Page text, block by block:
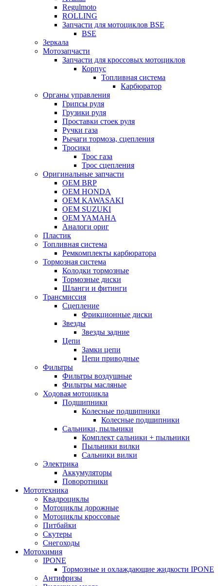
Regulmoto
ROLLING
Запчасти для мотоциклов BSE
BSE
Зеркала
Мотозапчасти
Запчасти для кроссовых мотоциклов
Корпус
Топливная система
Карбюратор
Органы управления
Грипсы руля
Грузики руля
Проставки стоек руля
Ручки газа
Рычаги тормоза, сцепления
Тросики
Трос газа
Трос сцепления
Оригинальные запчасти
OEM BRP
OEM HONDA
OEM KAWASAKI
OEM SUZUKI
OEM YAMAHA
Аналоги ориг
Пластик
Топливная система
Ремкомплекты карбюратора
Тормозная система
Колодки тормозные
Тормозные диски
Шланги и фитинги
Трансмиссия
Cцепление
Фрикционные диски
Звезды
Звезды задние
Цепи
Замки цепи
Цепи приводные
Фильтры
Фильтры воздушные
Фильтры масляные
Ходовая мотоцикла
Подшипники
Колесные подшипники
Колесные подшипники
Сальники, пыльники
Комплект сальники + пыльники
Пыльники вилки
Сальники вилки
Электрика
Аккумуляторы
Поворотники
Мототехника
Квадроциклы
Мотоциклы дорожные
Мотоциклы кроссовые
Питбайки
Скутеры
Снегоходы
Мотохимия
IPONE
Тормозные и охлаждающие жидкости IPONE
Антифризы